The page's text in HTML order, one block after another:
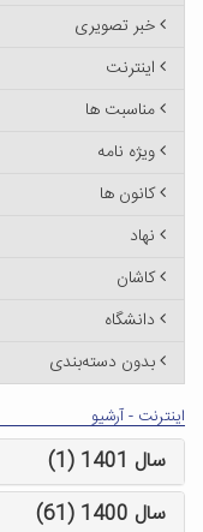
خبر تصویری
اینترنت
مناسبت ها
ویژه نامه
کانون ها
نهاد
کاشان
دانشگاه
بدون دسته‌بندی
اینترنت - آرشیو
سال 1401 (1)
سال 1400 (61)